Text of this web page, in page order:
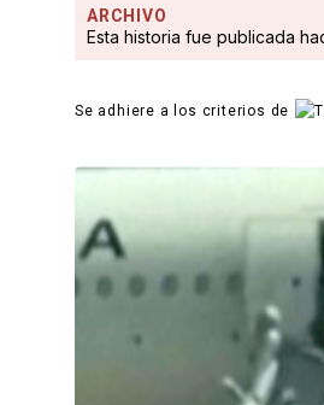
ARCHIVO
Esta historia fue publicada
Se adhiere a los criterios de